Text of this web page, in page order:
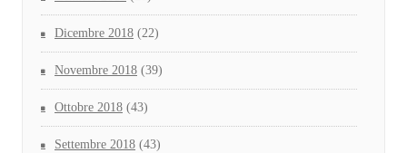
Dicembre 2018 (22)
Novembre 2018 (39)
Ottobre 2018 (43)
Settembre 2018 (43)